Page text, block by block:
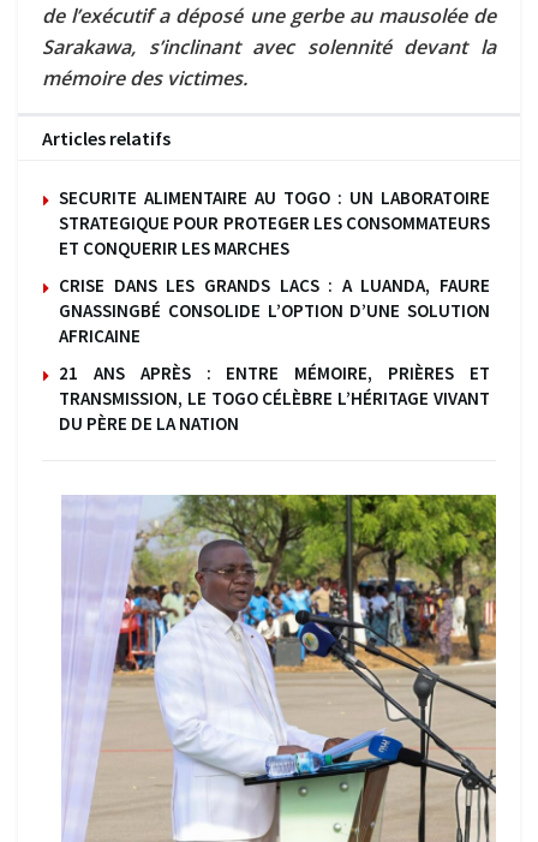
de l’exécutif a déposé une gerbe au mausolée de
Sarakawa, s’inclinant avec solennité devant la
mémoire des victimes.
Articles relatifs
SECURITE ALIMENTAIRE AU TOGO : UN LABORATOIRE
STRATEGIQUE POUR PROTEGER LES CONSOMMATEURS
ET CONQUERIR LES MARCHES
CRISE DANS LES GRANDS LACS : A LUANDA, FAURE
GNASSINGBÉ CONSOLIDE L’OPTION D’UNE SOLUTION
AFRICAINE
21 ANS APRÈS : ENTRE MÉMOIRE, PRIÈRES ET
TRANSMISSION, LE TOGO CÉLÈBRE L’HÉRITAGE VIVANT
DU PÈRE DE LA NATION